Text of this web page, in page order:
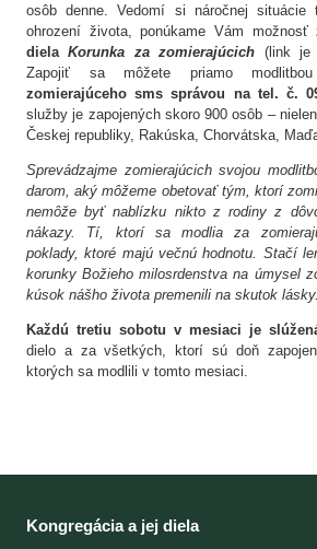
osôb denne. Vedomí si náročnej
ohrození života, ponúkame Vám možnosť
dielaKorunka za zomierajúcich (link je
Zapojiť sa môžete priamo
zomierajúceho sms správou na tel. č.
služby je zapojených skoro 900 osôb –
Českej republiky, Rakúska, Chorvátska,
Sprevádzajme zomierajúcich svojou
darom, aký môžeme obetovať tým, ktorí
nemôže byť nablízku nikto z rodiny z
nákazy. Tí, ktorí sa modlia za
poklady, ktoré majú večnú hodnotu. Stačí
korunky Božieho milosrdenstva na úmysel
kúsok nášho života premenili na skutok lásky.
Každú tretiu sobotu v mesiaci je
dielo a za všetkých, ktorí sú doň
ktorých sa modlili v tomto mesiaci.
Kongregácia a jej diela